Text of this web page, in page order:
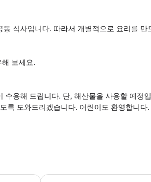
식사입니다. 따라서 개별적으로 요리를 만
보세요.
용해 드립니다. 단, 해산물을 사용할 예정
록 도와드리겠습니다. 어린이도 환영합니다.
* 소요시간 : 120분 (옵션에 따라 소요